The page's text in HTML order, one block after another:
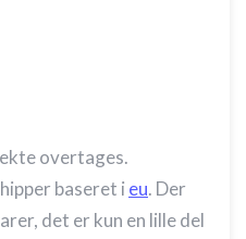
overtages.
baseret i eu. Der
det er kun en lille del